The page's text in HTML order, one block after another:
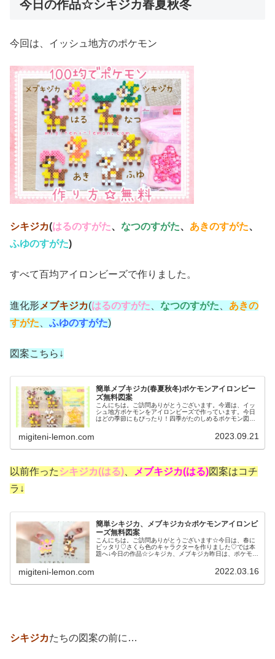
今日の作品☆シキジカ春夏秋冬
今回は、イッシュ地方のポケモン
シキジカ(はるのすがた、 なつのすがた、 あきのすがた、
ふゆのすがた)
すべて百均アイロンビーズで作りました。
進化形メブキジカ(はるのすがた なつのすがた
あきの
すがた
ふゆのすがた)
図案こちら↓
簡単メブキジカ(春夏秋冬)ポケモンアイロンビー
ズ無料図案
こんにちは。ご訪問ありがとうございます。今週は、イッ
シュ地方ポケモンをアイロンビーズで作っています。今日
はどの季節にもぴったり！四季がたのしめるポケモン図案
migiteni-lemon.com 2023.09.21
以前作った シキジカ(はる) メブキジカ(はる)図案はコチ
ラ↓
簡単シキジカ、メブキジカ☆ポケモンアイロンビ
ーズ無料図案
こんにちは。ご訪問ありがとうございます☆今日は、春に
ピッタリ♡さくら色のキャラクターを作りました♡では本
題へ↓今日の作品☆シキジカ、メブキジカ昨日は、ポケモン
migiteni-lemon.com 2022.03.16
シキジカたちの図案の前に…